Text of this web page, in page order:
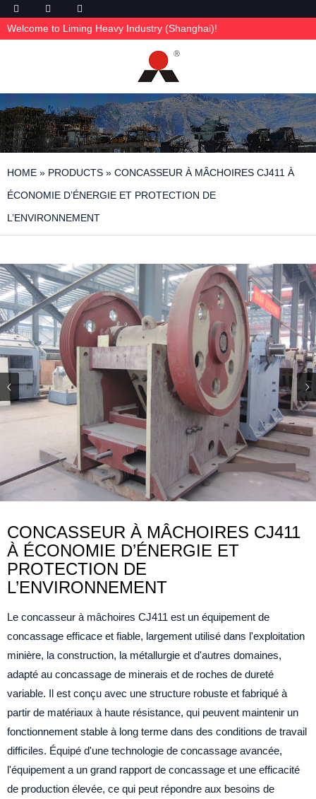
Welcome to Liming Heavy Industry (Shanghai)!
HOME » PRODUCTS » CONCASSEUR À MÂCHOIRES CJ411 À
ÉCONOMIE D’ÉNERGIE ET PROTECTION DE
L’ENVIRONNEMENT
CONCASSEUR À MÂCHOIRES CJ411
À ÉCONOMIE D’ÉNERGIE ET
PROTECTION DE
L’ENVIRONNEMENT
Le concasseur à mâchoires CJ411 est un équipement de
concassage efficace et fiable, largement utilisé dans l'exploitation
minière, la construction, la métallurgie et d'autres domaines,
adapté au concassage de minerais et de roches de dureté
variable. Il est conçu avec une structure robuste et fabriqué à
partir de matériaux à haute résistance, qui peuvent maintenir un
fonctionnement stable à long terme dans des conditions de travail
difficiles. Équipé d'une technologie de concassage avancée,
l'équipement a un grand rapport de concassage et une efficacité
de production élevée, ce qui peut répondre aux besoins de